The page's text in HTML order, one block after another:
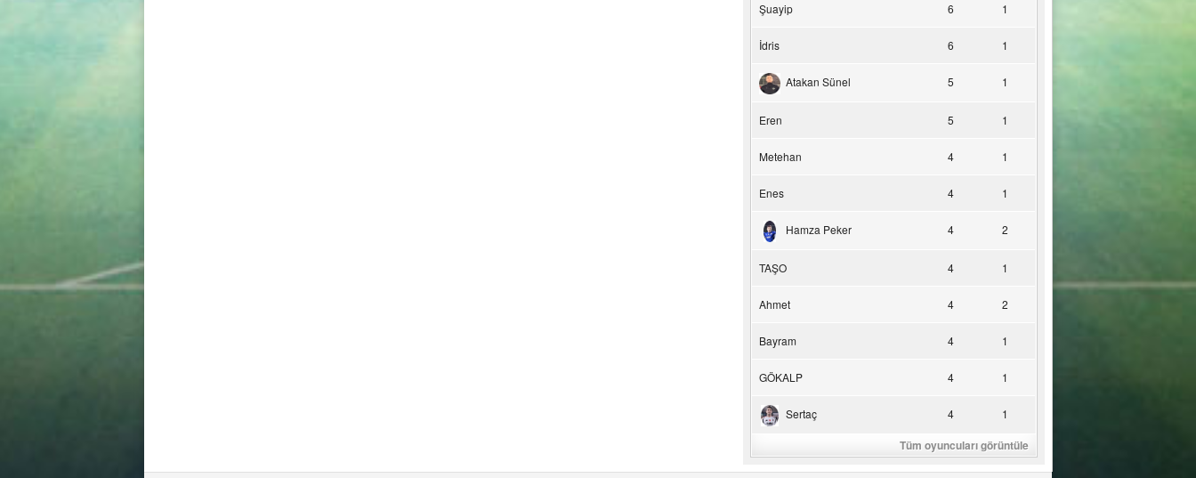
Şuayip 6 1
İdris 6 1
Atakan Sünel 5 1
Eren 5 1
Metehan 4 1
Enes 4 1
Hamza Peker 4 2
TAŞO 4 1
Ahmet 4 2
Bayram 4 1
GÖKALP 4 1
Sertaç 4 1
Tüm oyuncuları görüntüle